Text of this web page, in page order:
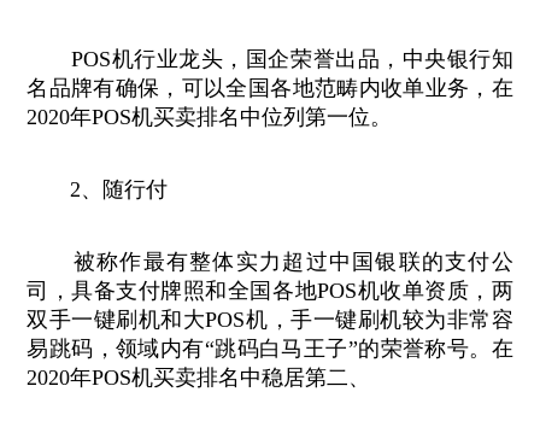
POS机行业龙头，国企荣誉出品，中央银行知
名品牌有确保，可以全国各地范畴内收单业务，在
2020年POS机买卖排名中位列第一位。
2、随行付
被称作最有整体实力超过中国银联的支付公
司，具备支付牌照和全国各地POS机收单资质，两
双手一键刷机和大POS机，手一键刷机较为非常容
易跳码，领域内有“跳码白马王子”的荣誉称号。在
2020年POS机买卖排名中稳居第二、